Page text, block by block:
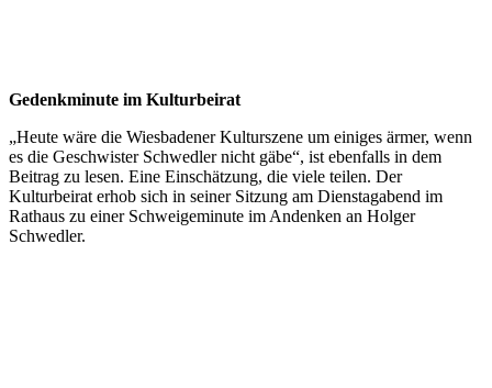
Gedenkminute im Kulturbeirat
„Heute wäre die Wiesbadener Kulturszene um einiges ärmer, wenn
es die Geschwister Schwedler nicht gäbe“, ist ebenfalls in dem
Beitrag zu lesen. Eine Einschätzung, die viele teilen. Der
Kulturbeirat erhob sich in seiner Sitzung am Dienstagabend im
Rathaus zu einer Schweigeminute im Andenken an Holger
Schwedler.